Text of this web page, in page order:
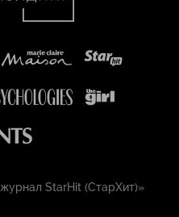
StarHit (СтарХит)»